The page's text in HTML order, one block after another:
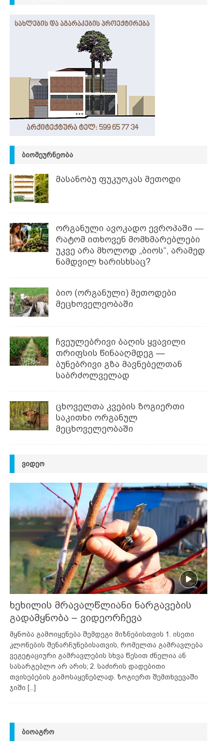
ᲑᲘᲝᲛᲔᲣᲠᲜᲔᲝᲑᲐ
მასანობუ ფუკუოკას მეთოდი
ორგანული ავოკადო ევროპაში —
რატომ ითხოვენ მომხმარებლები
უკვე არა მხოლოდ „ბიოს“, არამედ
ნამდვილ ხარისხსაც?
ბიო (ორგანული) მეთოდები
მეცხოველეობაში
ჩვეულებრივი ბაღის ყვავილი
თრიფსის წინააღმდეგ —
ბუნებრივი გზა მავნებელთან
საბრძოლველად
ცხოველთა კვების ზოგიერთი
საკითხი ორგანულ
მეცხოველეობაში
ᲕᲘᲓᲔᲝ
ხეხილის მრავალწლიანი ნარგავების
გადამყნობა – ვიდეორჩევა
მყნობა გამოიყენება შემდეგი მიზნებისთვის 1. ისეთი
კლონების შენარჩუნებისათვის, რომელთა გამრავლება
ვეგეტაციური გამრავლების სხვა წესით ძნელია ან
სასარგებლო არ არის; 2. საძირის დადებითი
თვისებების გამოსაყენებლად. ზოგიერთ შემთხვევაში
ჯიში [...]
ᲑᲘᲝᲐᲒᲠᲝ